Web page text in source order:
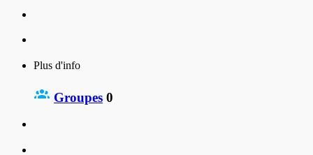
Plus d'info
Groupes 0